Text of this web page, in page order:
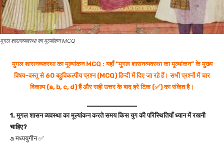
मुगल शासनव्यवस्था का मूल्यांकन MCQ
मुगल शासनव्यवस्था का मूल्यांकन MCQ : यहाँ “मुगल शासनव्यवस्था का मूल्यांकन” के मुख्य
विषय-वस्तु से 60 बहुविकल्पीय प्रश्न (MCQ) हिन्दी में दिए जा रहे हैं। सभी प्रश्नों में चार
विकल्प (a, b, c, d) हैं और सही उत्तर के बाद हरे टिक (✅) का संकेत है।
1. मुगल शासन व्यवस्था का मूल्यांकन करते समय किस युग की परिस्थितियाँ ध्यान में रखनी
चाहिए?
a मध्ययुगीन ✅